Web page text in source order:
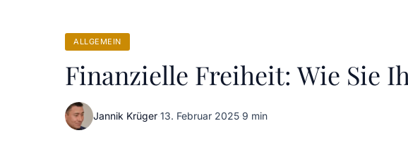
ALLGEMEIN
Finanzielle Freiheit: Wie Sie
Jannik Krüger·13. Februar 2025·9 min